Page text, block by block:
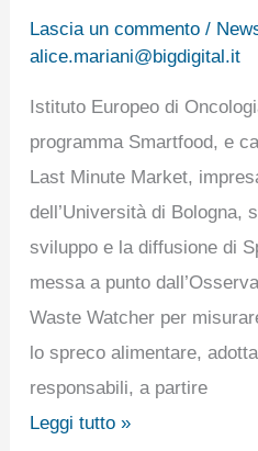
Lascia un commento /
alice.mariani@bigdigital.it
Istituto Europeo di
programma Smartfood, e
Last Minute Market,
dell’Università di Bologna,
sviluppo e la diffusione di
messa a punto
Waste Watcher per
lo spreco alimentare,
responsabili, a partire
E
MANGIARE
Leggi tutto »